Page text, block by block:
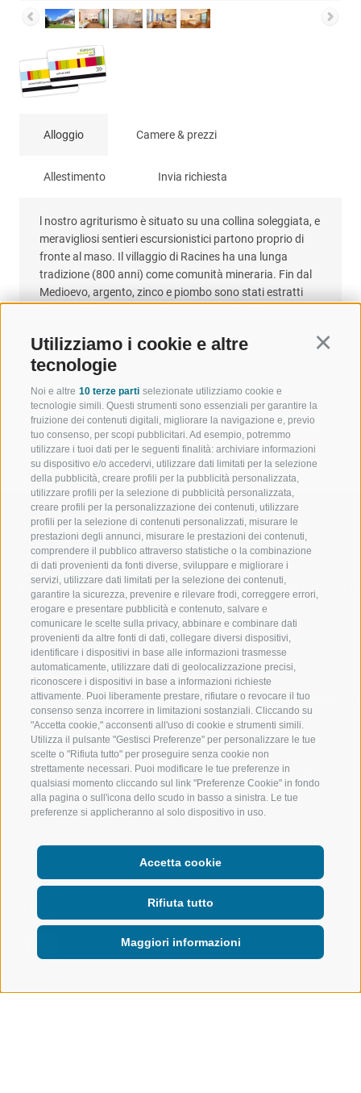
Utilizziamo i cookie e altre
tecnologie
Noi e altre 10 terze parti selezionate utilizziamo cookie e
tecnologie simili. Questi strumenti sono essenziali per garantire la
fruizione dei contenuti digitali, migliorare la navigazione e, previo
tuo consenso, per scopi pubblicitari. Ad esempio, potremmo
utilizzare i tuoi dati per le seguenti finalità: archiviare informazioni
su dispositivo e/o accedervi, utilizzare dati limitati per la selezione
della pubblicità, creare profili per la pubblicità personalizzata,
utilizzare profili per la selezione di pubblicità personalizzata,
creare profili per la personalizzazione dei contenuti, utilizzare
profili per la selezione di contenuti personalizzati, misurare le
prestazioni degli annunci, misurare le prestazioni dei contenuti,
comprendere il pubblico attraverso statistiche o la combinazione
di dati provenienti da fonti diverse, sviluppare e migliorare i
servizi, utilizzare dati limitati per la selezione dei contenuti,
garantire la sicurezza, prevenire e rilevare frodi, correggere errori,
erogare e presentare pubblicità e contenuto, salvare e
comunicare le scelte sulla privacy, abbinare e combinare dati
provenienti da altre fonti di dati, collegare diversi dispositivi,
identificare i dispositivi in base alle informazioni trasmesse
automaticamente, utilizzare dati di geolocalizzazione precisi,
riconoscere i dispositivi in base a informazioni richieste
attivamente. Puoi liberamente prestare, rifiutare o revocare il tuo
consenso senza incorrere in limitazioni sostanziali. Cliccando su
"Accetta cookie," acconsenti all'uso di cookie e strumenti simili.
Utilizza il pulsante "Gestisci Preferenze" per personalizzare le tue
scelte o "Rifiuta tutto" per proseguire senza cookie non
strettamente necessari. Puoi modificare le tue preferenze in
qualsiasi momento cliccando sul link "Preferenze Cookie" in fondo
alla pagina o sull'icona dello scudo in basso a sinistra. Le tue
preferenze si applicheranno al solo dispositivo in uso.
Accetta cookie
Rifiuta tutto
Maggiori informazioni
Alloggio Camere & prezzi
Allestimento Invia richiesta
l nostro agriturismo è situato su una collina soleggiata, e
meravigliosi sentieri escursionistici partono proprio di
fronte al maso. Il villaggio di Racines ha una lunga
tradizione (800 anni) come comunità mineraria. Fin dal
Medioevo, argento, zinco e piombo sono stati estratti
Racines. La regione confina a nord con le possenti cime
delle Alpi dello Stubai. Magnifici sentieri escursionistici e
in cima alle magnifiche vette di 3000 metri.
BENVENUTI NELLA REGIONE
TURISTICA DI RACINES
VAL GIOVO
VAL RACINES
VAL RIDANNA
IMPIANTI DI RISALITA
SCUOLA DI SCI RACINES
LUISL'S SKI SCHOOL A RACINES
SPORT E
MOMENTI
SCIARE
ESCURSIONI
ALTA
BIKE
FONDO
SEGUICI SUI SOCIAL